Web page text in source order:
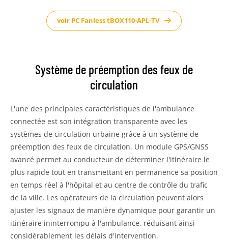
voir PC Fanless tBOX110-APL-TV
Système de préemption des feux de
circulation
L'une des principales caractéristiques de l'ambulance
connectée est son intégration transparente avec les
systèmes de circulation urbaine grâce à un système de
préemption des feux de circulation. Un module GPS/GNSS
avancé permet au conducteur de déterminer l'itinéraire le
plus rapide tout en transmettant en permanence sa position
en temps réel à l'hôpital et au centre de contrôle du trafic
de la ville. Les opérateurs de la circulation peuvent alors
ajuster les signaux de manière dynamique pour garantir un
itinéraire ininterrompu à l'ambulance, réduisant ainsi
considérablement les délais d'intervention.